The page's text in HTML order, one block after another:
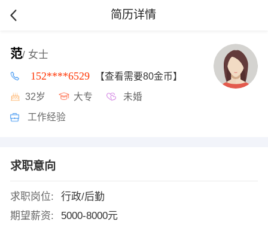
简历详情
范/ 女士
152****6529 【查看需要80金币】
32岁 大专 未婚
工作经验
求职意向
求职岗位:
行政/后勤
期望薪资:
5000-8000元